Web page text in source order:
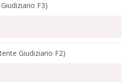
F3)
Giudiziario F2)